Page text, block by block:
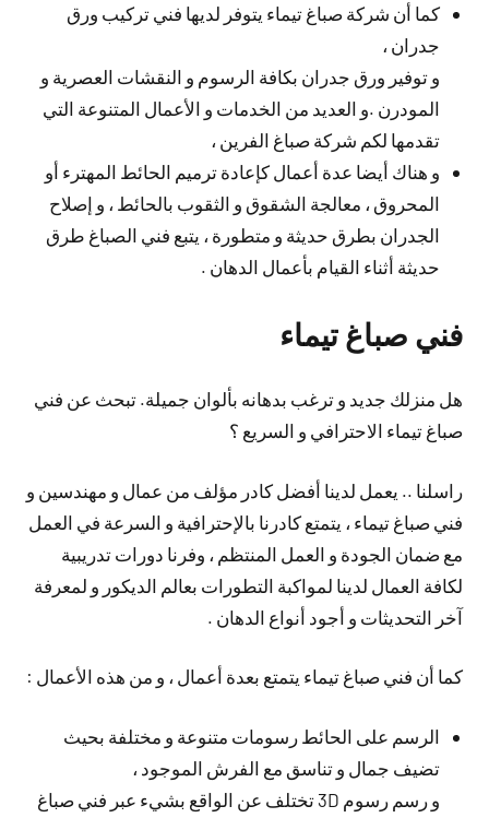
كما أن شركة صباغ تيماء يتوفر لديها فني تركيب ورق
جدران ،
و توفير ورق جدران بكافة الرسوم و النقشات العصرية و
المودرن .و العديد من الخدمات و الأعمال المتنوعة التي
تقدمها لكم شركة صباغ الفرين ،
و هناك أيضا عدة أعمال كإعادة ترميم الحائط المهترء أو
المحروق ، معالجة الشقوق و الثقوب بالحائط ، و إصلاح
الجدران بطرق حديثة و متطورة ، يتبع فني الصباغ طرق
حديثة أثناء القيام بأعمال الدهان .
فني صباغ تيماء
هل منزلك جديد و ترغب بدهانه بألوان جميلة. تبحث عن فني
صباغ تيماء الاحترافي و السريع ؟
راسلنا .. يعمل لدينا أفضل كادر مؤلف من عمال و مهندسين و
فني صباغ تيماء ، يتمتع كادرنا بالإحترافية و السرعة في العمل
مع ضمان الجودة و العمل المنتظم ، وفرنا دورات تدريبية
لكافة العمال لدينا لمواكبة التطورات بعالم الديكور و لمعرفة
آخر التحديثات و أجود أنواع الدهان .
كما أن فني صباغ تيماء يتمتع بعدة أعمال ، و من هذه الأعمال :
الرسم على الحائط رسومات متنوعة و مختلفة بحيث
تضيف جمال و تناسق مع الفرش الموجود ،
و رسم رسوم 3D تختلف عن الواقع بشيء عبر فني صباغ